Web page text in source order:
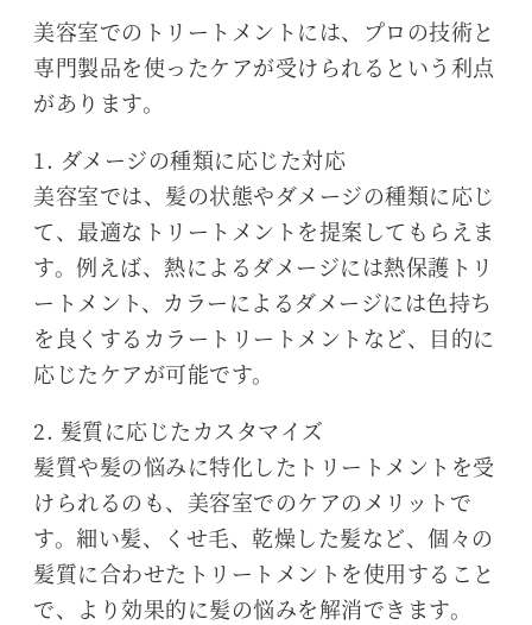
美容室でのトリートメントには、プロの技術と
専門製品を使ったケアが受けられるという利点
があります。
1. ダメージの種類に応じた対応
美容室では、髪の状態やダメージの種類に応じ
て、最適なトリートメントを提案してもらえま
す。例えば、熱によるダメージには熱保護トリ
ートメント、カラーによるダメージには色持ち
を良くするカラートリートメントなど、目的に
応じたケアが可能です。
2. 髪質に応じたカスタマイズ
髪質や髪の悩みに特化したトリートメントを受
けられるのも、美容室でのケアのメリットで
す。細い髪、くせ毛、乾燥した髪など、個々の
髪質に合わせたトリートメントを使用すること
で、より効果的に髪の悩みを解消できます。